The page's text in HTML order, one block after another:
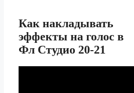
Как накладывать
эффекты на голос в
Фл Студио 20-21